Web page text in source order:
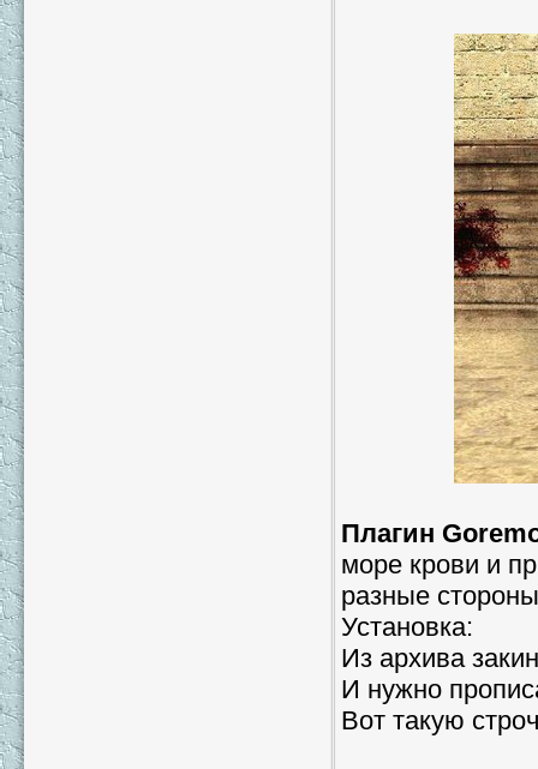
Плагин
море крови и
разные
Установка:
Из архива
И нужно
Вот такую